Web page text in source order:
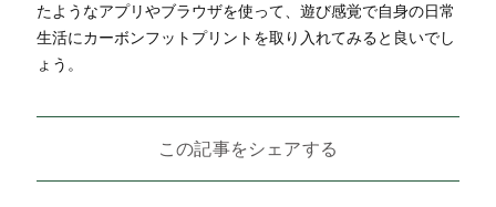
たようなアプリやブラウザを使って、遊び感覚で自身の日常
生活にカーボンフットプリントを取り入れてみると良いでし
ょう。
この記事をシェアする